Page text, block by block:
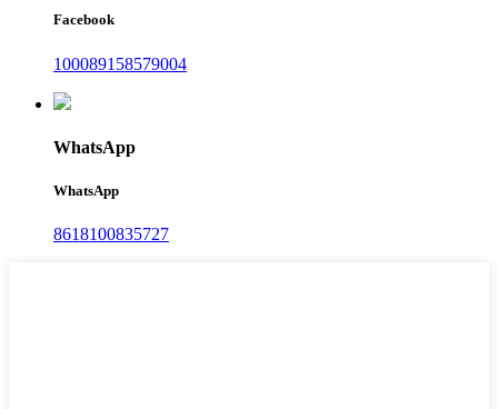
Facebook
100089158579004
WhatsApp
WhatsApp
8618100835727